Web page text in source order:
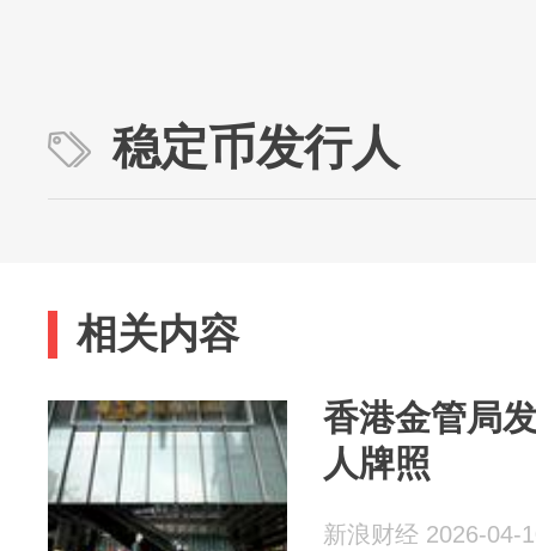
稳定币发行人
相关内容
香港金管局
人牌照
新浪财经 2026-04-